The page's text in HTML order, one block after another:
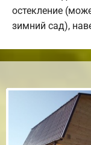
остекление
зимний сад),